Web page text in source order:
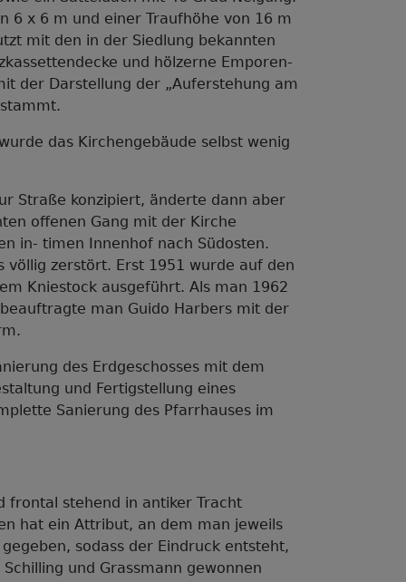
6 x 6 m und einer Traufhöhe von 16 m
mit den in der Siedlung bekannten
und hölzerne Emporen-
der Darstellung der „Auferstehung am
das Kirchengebäude selbst wenig
Straße konzipiert, änderte dann aber
offenen Gang mit der Kirche
in- timen Innenhof nach Südosten.
völlig zerstört. Erst 1951 wurde auf den
Kniestock ausgeführt. Als man 1962
man Guido Harbers mit der
des Erdgeschosses mit dem
und Fertigstellung eines
Sanierung des Pfarrhauses im
frontal stehend in antiker Tracht
hat ein Attribut, an dem man jeweils
sodass der Eindruck entsteht,
und Grassmann gewonnen